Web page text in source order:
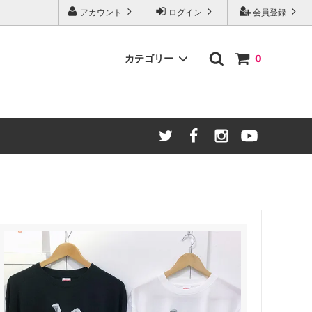
会員登録
ログイン
アカウント
0
カテゴリー
パーカー・スウェット